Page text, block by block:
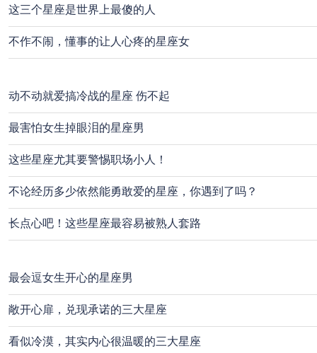
这三个星座是世界上最傻的人
不作不闹，懂事的让人心疼的星座女
动不动就爱搞冷战的星座 伤不起
最害怕女生掉眼泪的星座男
这些星座尤其要警惕职场小人！
不论经历多少依然能勇敢爱的星座，你遇到了吗？
长点心吧！这些星座最容易被熟人套路
最会逗女生开心的星座男
敞开心扉，兑现承诺的三大星座
看似冷漠，其实内心很温暖的三大星座